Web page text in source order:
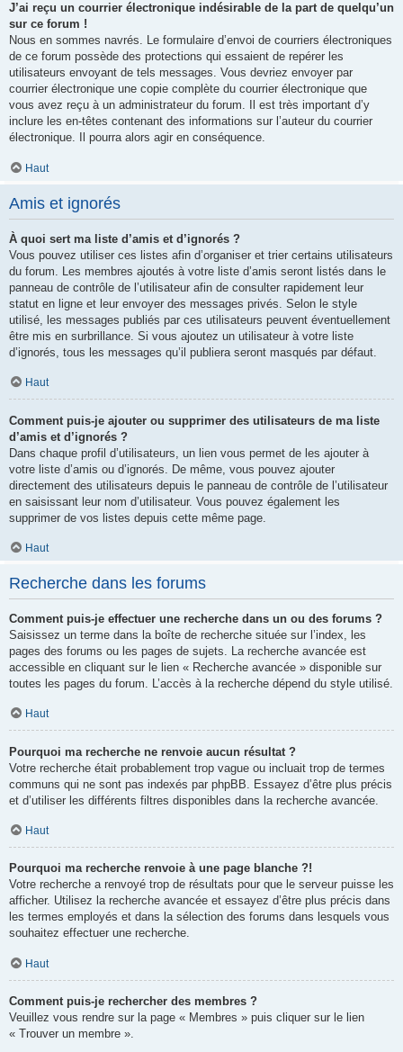
J’ai reçu un courrier électronique indésirable de la part de quelqu’un
sur ce forum !
Nous en sommes navrés. Le formulaire d’envoi de courriers électroniques
de ce forum possède des protections qui essaient de repérer les
utilisateurs envoyant de tels messages. Vous devriez envoyer par
courrier électronique une copie complète du courrier électronique que
vous avez reçu à un administrateur du forum. Il est très important d’y
inclure les en-têtes contenant des informations sur l’auteur du courrier
électronique. Il pourra alors agir en conséquence.
Haut
Amis et ignorés
À quoi sert ma liste d’amis et d’ignorés ?
Vous pouvez utiliser ces listes afin d’organiser et trier certains utilisateurs
du forum. Les membres ajoutés à votre liste d’amis seront listés dans le
panneau de contrôle de l’utilisateur afin de consulter rapidement leur
statut en ligne et leur envoyer des messages privés. Selon le style
utilisé, les messages publiés par ces utilisateurs peuvent éventuellement
être mis en surbrillance. Si vous ajoutez un utilisateur à votre liste
d’ignorés, tous les messages qu’il publiera seront masqués par défaut.
Haut
Comment puis-je ajouter ou supprimer des utilisateurs de ma liste
d’amis et d’ignorés ?
Dans chaque profil d’utilisateurs, un lien vous permet de les ajouter à
votre liste d’amis ou d’ignorés. De même, vous pouvez ajouter
directement des utilisateurs depuis le panneau de contrôle de l’utilisateur
en saisissant leur nom d’utilisateur. Vous pouvez également les
supprimer de vos listes depuis cette même page.
Haut
Recherche dans les forums
Comment puis-je effectuer une recherche dans un ou des forums ?
Saisissez un terme dans la boîte de recherche située sur l’index, les
pages des forums ou les pages de sujets. La recherche avancée est
accessible en cliquant sur le lien « Recherche avancée » disponible sur
toutes les pages du forum. L’accès à la recherche dépend du style utilisé.
Haut
Pourquoi ma recherche ne renvoie aucun résultat ?
Votre recherche était probablement trop vague ou incluait trop de termes
communs qui ne sont pas indexés par phpBB. Essayez d’être plus précis
et d’utiliser les différents filtres disponibles dans la recherche avancée.
Haut
Pourquoi ma recherche renvoie à une page blanche ?!
Votre recherche a renvoyé trop de résultats pour que le serveur puisse les
afficher. Utilisez la recherche avancée et essayez d’être plus précis dans
les termes employés et dans la sélection des forums dans lesquels vous
souhaitez effectuer une recherche.
Haut
Comment puis-je rechercher des membres ?
Veuillez vous rendre sur la page « Membres » puis cliquer sur le lien
« Trouver un membre ».